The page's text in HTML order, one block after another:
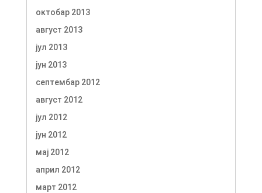
октобар 2013
август 2013
јул 2013
јун 2013
септембар 2012
август 2012
јул 2012
јун 2012
мај 2012
април 2012
март 2012